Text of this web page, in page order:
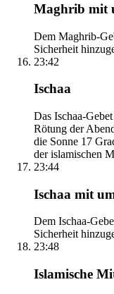
Maghrib mit
Dem Maghrib-
Sicherheit
23:42
Ischaa
Das Ischaa-
Rötung der
die Sonne 17
der islamischen
23:44
Ischaa mit
Dem Ischaa-
Sicherheit
23:48
Islamische